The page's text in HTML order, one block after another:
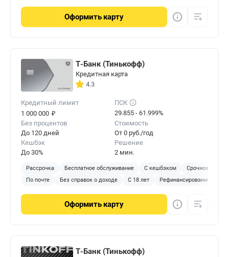
Оформить карту
Т-Банк (Тинькофф)
Кредитная карта
4.3
Кредитный лимит
1 000 000 ₽
ПСК
29.855 - 61.999%
Без процентов
До 120 дней
Стоимость
От 0 руб./год
Кешбэк
До 30%
Решение
2 мин.
Рассрочка Бесплатное обслуживание С кешбэком
Срочное
По почте
Без справок о доходе С 18 лет Рефинансирование
Оформить карту
Т-Банк (Тинькофф)